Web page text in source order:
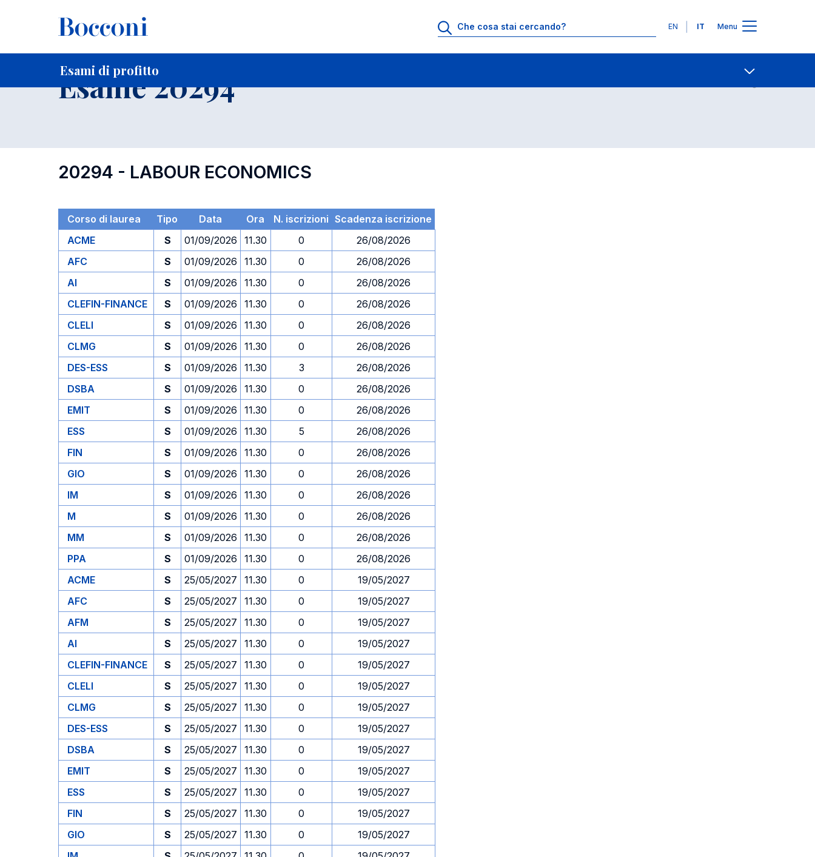
Lingue
EN IT Menu
Esami di profitto
Home Per studenti iscritti Contatti
Esame 20294
20294 - LABOUR ECONOMICS
Corso di laurea Tipo Data Ora N. iscrizioni Scadenza iscrizione
ACME
S 01/09/2026 11.30 0
26/08/2026
AFC
S 01/09/2026 11.30 0
26/08/2026
AI
S 01/09/2026 11.30 0
26/08/2026
CLEFIN-FINANCE
S 01/09/2026 11.30 0
26/08/2026
CLELI
S 01/09/2026 11.30 0
26/08/2026
CLMG
S 01/09/2026 11.30 0
26/08/2026
DES-ESS
S 01/09/2026 11.30 3
26/08/2026
DSBA
S 01/09/2026 11.30 0
26/08/2026
EMIT
S 01/09/2026 11.30 0
26/08/2026
ESS
S 01/09/2026 11.30 5
26/08/2026
FIN
S 01/09/2026 11.30 0
26/08/2026
GIO
S 01/09/2026 11.30 0
26/08/2026
IM
S 01/09/2026 11.30 0
26/08/2026
M
S 01/09/2026 11.30 0
26/08/2026
MM
S 01/09/2026 11.30 0
26/08/2026
PPA
S 01/09/2026 11.30 0
26/08/2026
ACME
S 25/05/2027 11.30 0
19/05/2027
AFC
S 25/05/2027 11.30 0
19/05/2027
AFM
S 25/05/2027 11.30 0
19/05/2027
AI
S 25/05/2027 11.30 0
19/05/2027
CLEFIN-FINANCE
S 25/05/2027 11.30 0
19/05/2027
CLELI
S 25/05/2027 11.30 0
19/05/2027
CLMG
S 25/05/2027 11.30 0
19/05/2027
DES-ESS
S 25/05/2027 11.30 0
19/05/2027
DSBA
S 25/05/2027 11.30 0
19/05/2027
EMIT
S 25/05/2027 11.30 0
19/05/2027
ESS
S 25/05/2027 11.30 0
19/05/2027
FIN
S 25/05/2027 11.30 0
19/05/2027
GIO
S 25/05/2027 11.30 0
19/05/2027